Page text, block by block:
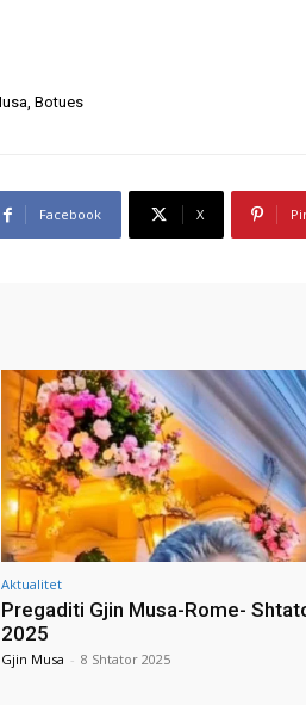
Botues
Facebook X
Aktualitet
Pregaditi Gjin Musa-Rome-
2025
Gjin Musa - 8 Shtator 2025